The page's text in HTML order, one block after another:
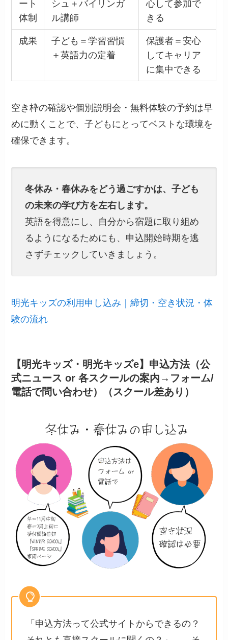
ート
体制
シュ＋バイリンガ
ル講師
心して参加で
きる
成果
子ども＝学習習慣
＋英語力の定着
保護者＝安心
してキャリア
に集中できる
空き枠の確認や個別説明会・無料体験の予約は早
めに動くことで、子どもにとってベストな環境を
確保できます。
冬休み・春休みをどう過ごすかは、子ども
の未来の学び方を左右します。
英語を得意にし、自分から宿題に取り組め
るようになるためにも、申込開始時期を逃
さずチェックしていきましょう。
明光キッズの利用申し込み｜締切・空き状況・体
験の流れ
【明光キッズ・明光キッズe】申込方法（公
式ニュース or 各スクールの案内→フォーム/
電話で問い合わせ）（スクール差あり）
「申込方法って公式サイトからできるの？